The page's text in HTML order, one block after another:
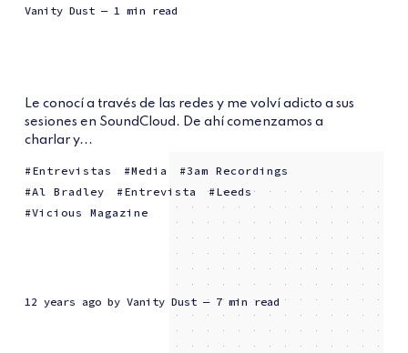
Vanity Dust — 1 min read
Le conocí a través de las redes y me volví adicto a sus
sesiones en SoundCloud. De ahí comenzamos a
charlar y...
Entrevistas Media
3am Recordings
Al Bradley
Entrevista
Leeds
Vicious Magazine
12 years agoby Vanity Dust — 7 min read